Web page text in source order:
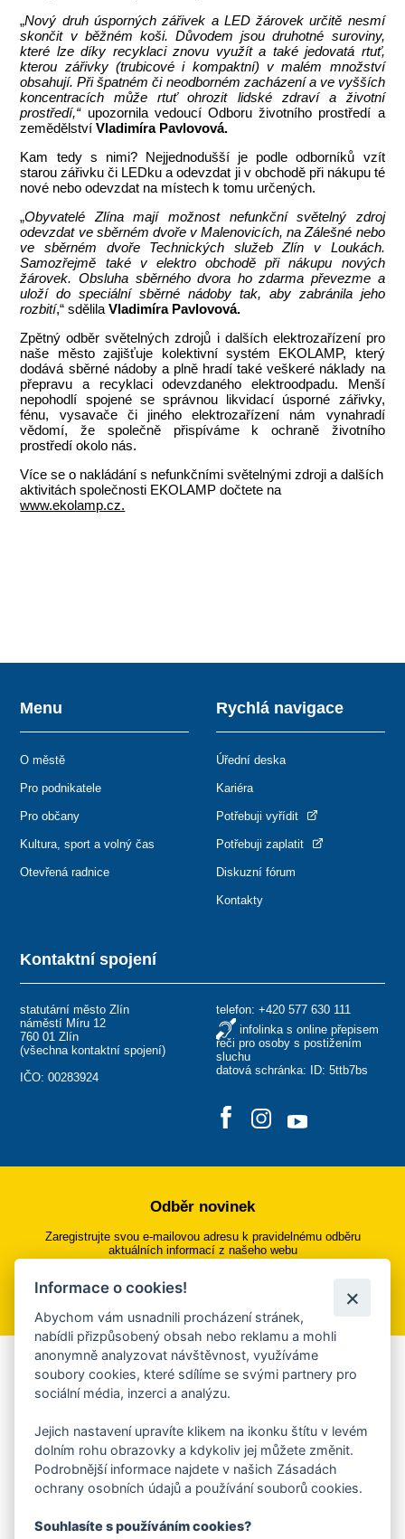
„Nový druh úsporných zářivek a LED žárovek určitě nesmí
skončit v běžném koši. Důvodem jsou druhotné suroviny,
které lze díky recyklaci znovu využít a také jedovatá rtuť,
kterou zářivky (trubicové i kompaktní) v malém množství
obsahují. Při špatném či neodborném zacházení a ve vyšších
koncentracích může rtuť ohrozit lidské zdraví a životní
prostředí,“upozornila vedoucí Odboru životního prostředí a
zemědělstvíVladimíra Pavlovová.
Kam tedy s nimi? Nejjednodušší je podle odborníků vzít
starou zářivku či LEDku a odevzdat ji v obchodě při nákupu té
nové nebo odevzdat na místech k tomu určených.
„Obyvatelé Zlína mají možnost nefunkční světelný zdroj
odevzdat ve sběrném dvoře v Malenovicích, na Zálešné nebo
ve sběrném dvoře Technických služeb Zlín v Loukách.
Samozřejmě také v elektro obchodě při nákupu nových
žárovek. Obsluha sběrného dvora ho zdarma převezme a
uloží do speciální sběrné nádoby tak, aby zabránila jeho
rozbití,“ sdělilaVladimíra Pavlovová.
Zpětný odběr světelných zdrojů i dalších elektrozařízení pro
naše město zajišťuje kolektivní systém EKOLAMP, který
dodává sběrné nádoby a plně hradí také veškeré náklady na
přepravu a recyklaci odevzdaného elektroodpadu. Menší
nepohodlí spojené se správnou likvidací úsporné zářivky,
fénu, vysavače či jiného elektrozařízení nám vynahradí
vědomí, že společně přispíváme k ochraně životního
prostředí okolo nás.
Více se o nakládání s nefunkčními světelnými zdroji a dalších
aktivitách společnosti EKOLAMP dočtete na
www.ekolamp.cz.
Kontaktní spojení
statutární město Zlín
náměstí Míru 12
760 01 Zlín
(všechna kontaktní spojení)
IČO: 00283924
telefon: +420 577 630 111
infolinka s online přepisem
řeči pro osoby s postižením
sluchu
datová schránka: ID: 5ttb7bs
Menu
O městě
Pro podnikatele
Pro občany
Kultura, sport a volný čas
Otevřená radnice
Rychlá navigace
Úřední deska
Kariéra
Potřebuji vyřídit
Potřebuji zaplatit
Diskuzní fórum
Kontakty
Odběr novinek
Zaregistrujte svou e-mailovou adresu k pravidelnému odběru
aktuálních informací z našeho webu
Přihlásit se k odběru
Aplikace Mobilní rozhlas
Chcete dostávat do svého mobilu či mailu upozornění na
ankety, pozvánky na kulturní a sportovní akce?
Více informací o aplikaci
Informace o cookies!
Abychom vám usnadnili procházení stránek,
nabídli přizpůsobený obsah nebo reklamu a mohli
anonymně analyzovat návštěvnost, využíváme
soubory cookies, které sdílíme se svými partnery pro
sociální média, inzerci a analýzu.
Jejich nastavení upravíte klikem na ikonku štítu v levém
dolním rohu obrazovky a kdykoliv jej můžete změnit.
Podrobnější informace najdete v našich Zásadách
ochrany osobních údajů a používání souborů cookies.
Souhlasíte s používáním cookies?